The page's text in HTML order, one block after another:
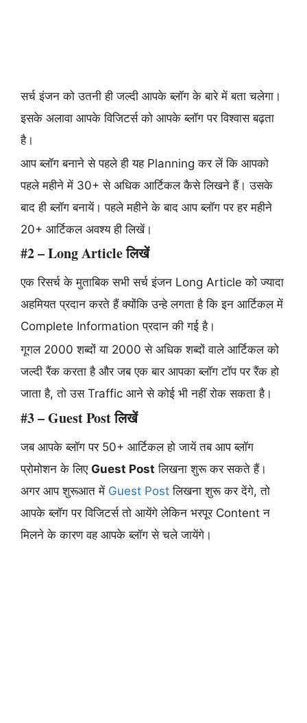
सर्च इंजन को उतनी ही जल्दी आपके ब्लॉग के बारे में बता चलेगा।
इसके अलावा आपके विजिटर्स को आपके ब्लॉग पर विश्वास बढ़ता
है।
आप ब्लॉग बनाने से पहले ही यह Planning कर लें कि आपको
पहले महीने में 30+ से अधिक आर्टिकल कैसे लिखने हैं। उसके
बाद ही ब्लॉग बनायें। पहले महीने के बाद आप ब्लॉग पर हर महीने
20+ आर्टिकल अवश्य ही लिखें।
#2 – Long Article लिखें
एक रिसर्च के मुताबिक सभी सर्च इंजन Long Article को ज्यादा
अहमियत प्रदान करते हैं क्योंकि उन्हे लगता है कि इन आर्टिकल में
Complete Information प्रदान की गई है।
गूगल 2000 शब्दों या 2000 से अधिक शब्दों वाले आर्टिकल को
जल्दी रैंक करता है और जब एक बार आपका ब्लॉग टॉप पर रैंक हो
जाता है, तो उस Traffic आने से कोई भी नहीं रोक सकता है।
#3 – Guest Post लिखें
जब आपके ब्लॉग पर 50+ आर्टिकल हो जायें तब आप ब्लॉग
प्रोमोशन के लिए Guest Post लिखना शुरू कर सकते हैं।
अगर आप शुरूआत में Guest Postलिखना शुरू कर देंगे, तो
आपके ब्लॉग पर विजिटर्स तो आयेंगे लेकिन भरपूर Content न
मिलने के कारण वह आपके ब्लॉग से चले जायेंगे।